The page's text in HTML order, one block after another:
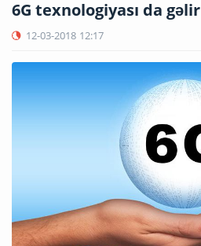
6G texnologiyası da gəlir
12-03-2018 12:17